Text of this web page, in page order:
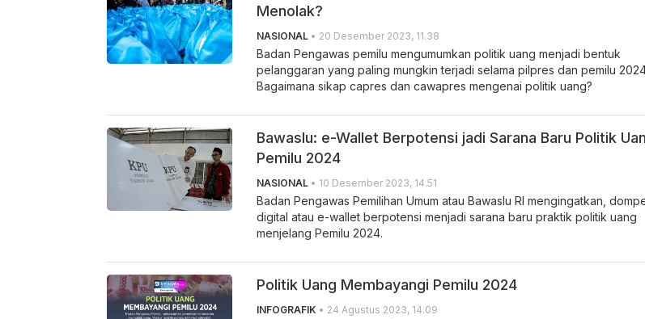
Menolak?
NASIONAL • 20 Desember 2023, 11.38
Badan Pengawas pemilu mengumumkan politik uang menjadi bentuk
pelanggaran yang paling mungkin terjadi selama pilpres dan pemilu
Bagaimana sikap capres dan cawapres mengenai politik uang?
Bawaslu: e-Wallet Berpotensi jadi Sarana Baru Politik
Pemilu 2024
NASIONAL • 10 Desember 2023, 14.51
Badan Pengawas Pemilihan Umum atau Bawaslu RI mengingatkan,
digital atau e-wallet berpotensi menjadi sarana baru praktik politik uang
menjelang Pemilu 2024.
Politik Uang Membayangi Pemilu 2024
INFOGRAFIK • 24 Agustus 2023, 14.09